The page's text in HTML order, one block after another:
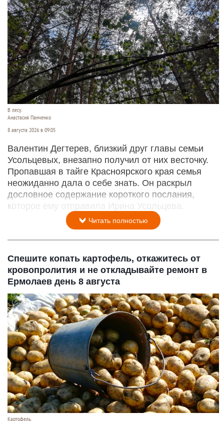
В лесу.
Анастасия Панченко
8 августа 2026 в 09:05
Валентин Дегтерев, близкий друг главы семьи
Усольцевых, внезапно получил от них весточку.
Пропавшая в тайге Красноярского края семья
неожиданно дала о себе знать. Он раскрыл
дословное содержание короткого послания,
которое ему отправила Ирина Усольцева.
Читать полностью
Спешите копать картофель, откажитесь от
кровопролития и не откладывайте ремонт в
Ермолаев день 8 августа
Картофель.